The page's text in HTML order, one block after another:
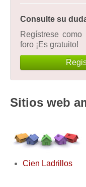
Consulte su
Regístrese
foro ¡Es gratuito!
Sitios web
Cien Ladrillos